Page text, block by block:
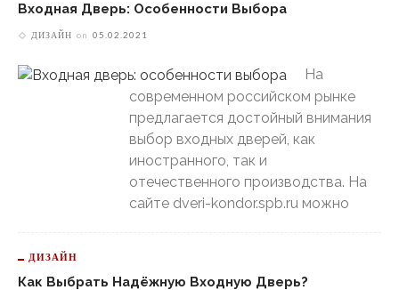
Входная Дверь: Особенности Выбора
ДИЗАЙН on 05.02.2021
На
современном российском рынке
предлагается достойный внимания
выбор входных дверей, как
иностранного, так и
отечественного производства. На
сайте dveri-kondor.spb.ru можно
ДИЗАЙН
Как Выбрать Надёжную Входную Дверь?